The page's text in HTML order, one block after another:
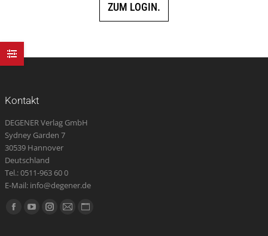
ZUM LOGIN.
Kontakt
DEGENER Verlag GmbH
Sydney Garden 7
30539 Hannover
Deutschland
Tel.: 0511-963 60 0
E-Mail: info@degener.de
Finden Sie uns auf:
FacebookYouTubeInstagram
E-
Website